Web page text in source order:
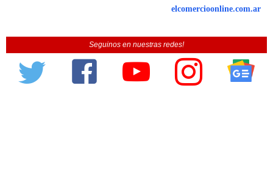
elcomercioonline.com.ar
Seguinos en nuestras redes!